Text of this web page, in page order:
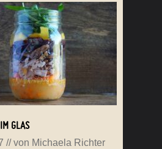
GLAS
// von Michaela Richter